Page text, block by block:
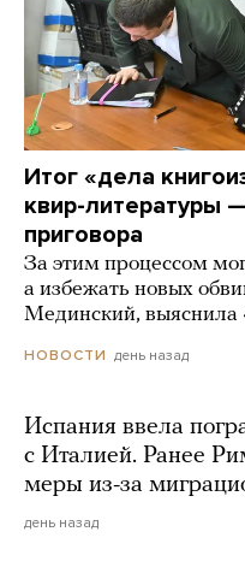
Итог «дела
квир-литературы
приговора
За этим процессом
а избежать новых
Мединский, выяснила
НОВОСТИ день назад
Испания ввела
с Италией. Ранее
меры из-за
день назад